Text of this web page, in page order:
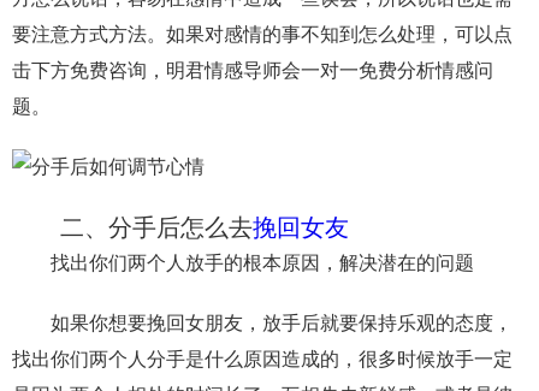
要注意方式方法。如果对感情的事不知到怎么处理，可以点
击下方免费咨询，明君情感导师会一对一免费分析情感问
题。
二、分手后怎么去挽回女友
找出你们两个人放手的根本原因，解决潜在的问题
如果你想要挽回女朋友，放手后就要保持乐观的态度，
找出你们两个人分手是什么原因造成的，很多时候放手一定